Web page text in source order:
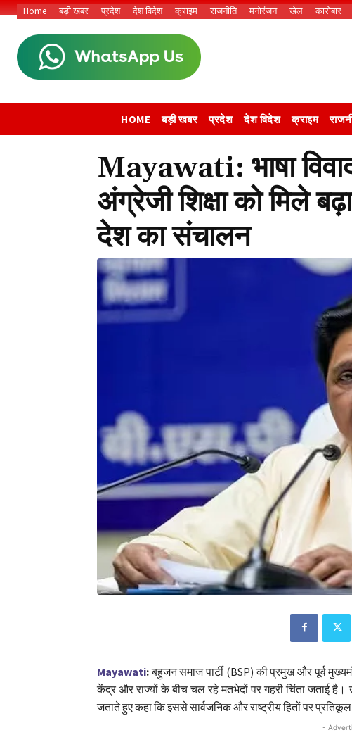
Home बड़ी खबर प्रदेश देश विदेश क्राइम राजनीति मनोरंजन खेल कारोबार
HOME बड़ी खबर प्रदेश देश विदेश क्राइम
Mayawati: भाषा विवाद
अंग्रेजी शिक्षा को मिले
देश का संचालन
Mayawati:बहुजन समाज पार्टी (BSP) की प्रमुख और पूर्व
केंद्र और राज्यों के बीच चल रहे मतभेदों पर गहरी चिंता जताई है।
जताते हुए कहा कि इससे सार्वजनिक और राष्ट्रीय हितों पर
-